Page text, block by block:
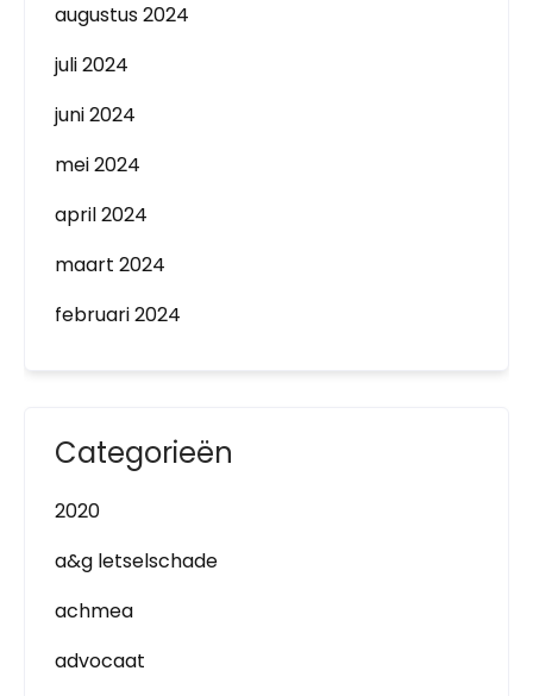
augustus 2024
juli 2024
juni 2024
mei 2024
april 2024
maart 2024
februari 2024
Categorieën
2020
a&g letselschade
achmea
advocaat